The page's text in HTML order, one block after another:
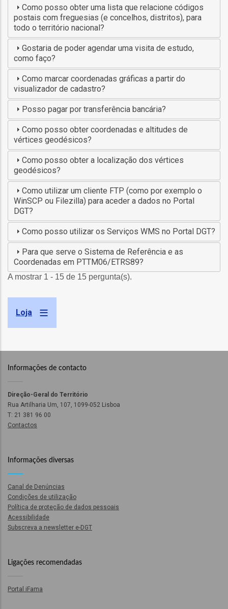
Como posso obter uma lista que relacione códigos
postais com freguesias (e concelhos, distritos), para
todo o território nacional?
Gostaria de poder agendar uma visita de estudo,
como faço?
Como marcar coordenadas gráficas a partir do
visualizador de cadastro?
Posso pagar por transferência bancária?
Como posso obter coordenadas e altitudes de
vértices geodésicos?
Como posso obter a localização dos vértices
geodésicos?
Como utilizar um cliente FTP (como por exemplo o
WinSCP ou Filezilla) para aceder a dados no Portal
DGT?
Como posso utilizar os Serviços WMS no Portal DGT?
Para que serve o Sistema de Referência e as
Coordenadas em PTTM06/ETRS89?
A mostrar 1 - 15 de 15 pergunta(s).
Loja
Informações de contacto
Direção-Geral do Território
Rua Artilharia Um, 107, 1099-052 Lisboa
T: 21 381 96 00
Contactos
Informações diversas
Canal de Denúncias
Condições de utilização
Política de proteção de dados pessoais
Acessibilidade
Subscreva a newsletter e-DGT
Ligações recomendadas
Portal iFama